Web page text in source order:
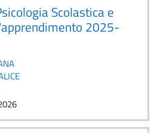
Scolastica e
2025-